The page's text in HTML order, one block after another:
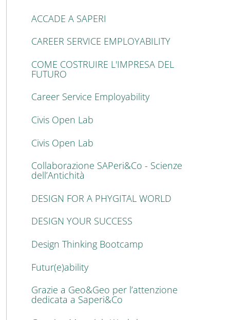
ACCADE A SAPERI
CAREER SERVICE EMPLOYABILITY
COME COSTRUIRE L'IMPRESA DEL
FUTURO
Career Service Employability
Civis Open Lab
Civis Open Lab
Collaborazione SAPeri&Co - Scienze
dell’Antichità
DESIGN FOR A PHYGITAL WORLD
DESIGN YOUR SUCCESS
Design Thinking Bootcamp
Futur(e)ability
Grazie a Geo&Geo per l’attenzione
dedicata a Saperi&Co